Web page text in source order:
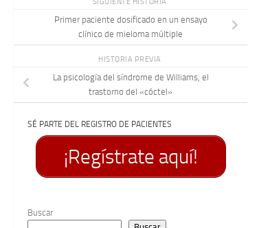
SIGUIENTE HISTORIA
Primer paciente dosificado en un ensayo
clínico de mieloma múltiple
HISTORIA PREVIA
La psicología del síndrome de Williams, el
trastorno del «cóctel»
SÉ PARTE DEL REGISTRO DE PACIENTES
¡Regístrate aquí!
Buscar